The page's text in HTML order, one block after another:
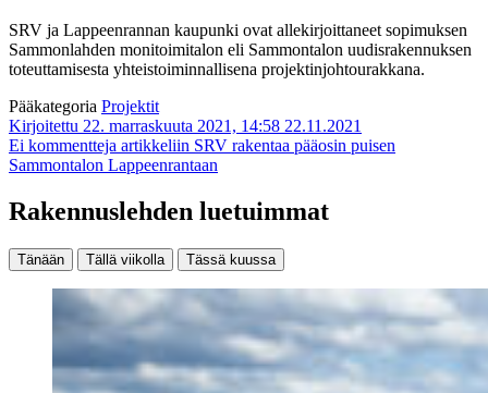
SRV ja Lappeenrannan kaupunki ovat allekirjoittaneet sopimuksen
Sammonlahden monitoimitalon eli Sammontalon uudisrakennuksen
toteuttamisesta yhteistoiminnallisena projektinjohtourakkana.
Pääkategoria Projektit
Kirjoitettu 22. marraskuuta 2021, 14:58 22.11.2021
Ei kommentteja artikkeliin SRV rakentaa pääosin puisen
Sammontalon Lappeenrantaan
Rakennuslehden luetuimmat
Tänään Tällä viikolla Tässä kuussa